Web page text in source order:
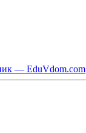
— EduVdom.com